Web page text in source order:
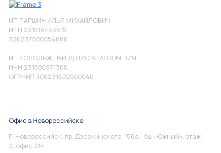
ИП ПАРШИН ИЛЬЯ МИХАЙЛОВИЧ
ИНН 231516453515
320237500054680
ИП КОЛОДЯЖНЫЙ ДЕНИС АНАТОЛЬЕВИЧ
ИНН 231580971360
ОГРНИП 306231502500040
Офис в Новороссийске
Г. Новороссийск, пр. Дзержинского, 156а, бц «Южный», этаж
2, офис 214.